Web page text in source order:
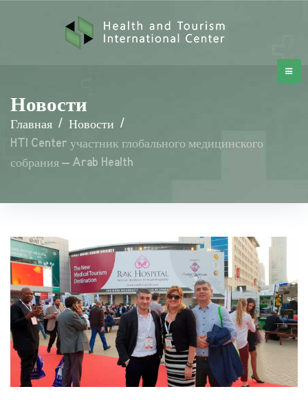
Новости
Главная / Новости /
HTI Center участник глобального медицинского
собрания – Arab Health